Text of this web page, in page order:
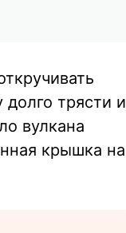
трясти и
вулкана
крышка на